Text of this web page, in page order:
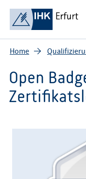
Home
Open